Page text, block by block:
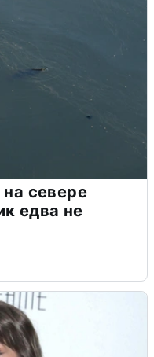
севере
едва не